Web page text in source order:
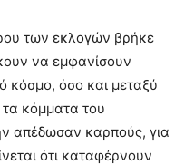
των εκλογών βρήκε
να εμφανίσουν
κόσμο, όσο και μεταξύ
τα κόμματα του
απέδωσαν καρπούς, για
ότι καταφέρνουν